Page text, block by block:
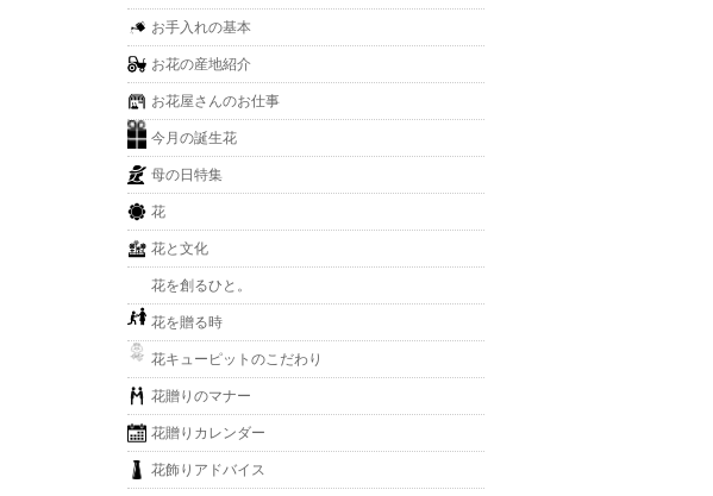
お手入れの基本
お花の産地紹介
お花屋さんのお仕事
今月の誕生花
母の日特集
花
花と文化
花を創るひと。
花を贈る時
花キューピットのこだわり
花贈りのマナー
花贈りカレンダー
花飾りアドバイス